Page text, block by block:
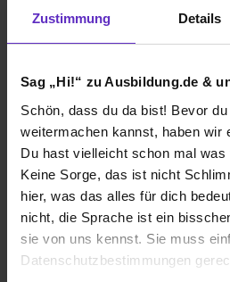
Zustimmung Details
Sag „Hi!“ zu Ausbildung.de &
Schön, dass du da bist! Bevor
weitermachen kannst, haben wir
Du hast vielleicht schon mal
Keine Sorge, das ist nicht
hier, was das alles für dich
nicht, die Sprache ist ein
sie von uns kennst. Sie muss
Datenschutzbestimmungen
beiKassenärztliche
01.09.2027
1 freier Platz
Duales Studium BWL-
Gesundheitsmanagement